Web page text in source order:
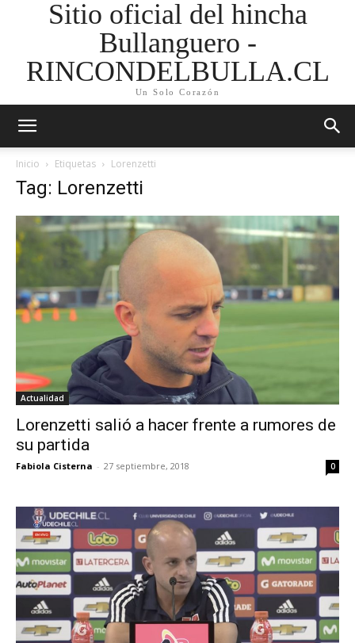
Sitio oficial del hincha
Bullanguero -
RINCONDELBULLA.CL
Un Solo Corazón
Inicio Etiquetas Lorenzetti
Tag: Lorenzetti
Actualidad
Lorenzetti salió a hacer frente a rumores de
su partida
Fabiola Cisterna - 27 septiembre, 2018 0